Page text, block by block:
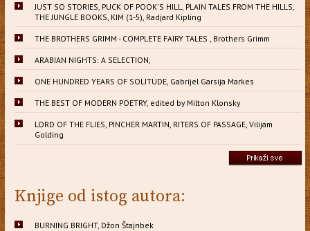
JUST SO STORIES, PUCK OF POOK'S HILL, PLAIN TALES FROM THE HILLS,
THE JUNGLE BOOKS, KIM (1-5), Radjard Kipling
THE BROTHERS GRIMM - COMPLETE FAIRY TALES , Brothers Grimm
ARABIAN NIGHTS: A SELECTION,
ONE HUNDRED YEARS OF SOLITUDE, Gabrijel Garsija Markes
THE BEST OF MODERN POETRY, edited by Milton Klonsky
LORD OF THE FLIES, PINCHER MARTIN, RITERS OF PASSAGE, Vilijam
Golding
Knjige od istog autora:
BURNING BRIGHT, Džon Štajnbek